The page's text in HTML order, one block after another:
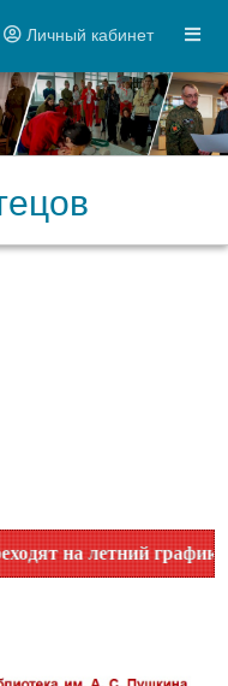
Личный кабинет
на летний график